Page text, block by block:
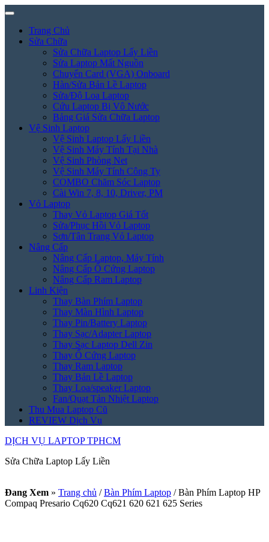
Trang Chủ
Sửa Chữa
Sửa Chữa Laptop Lấy Liền
Sửa Laptop Mất Nguồn
Chuyển Card (VGA) Onboard
Hàn/Sửa Bản Lề Laptop
Sửa/Độ Loa Laptop
Cứu Laptop Bị Vô Nước
Bảng Giá Sửa Chữa Laptop
Vệ Sinh Laptop
Vệ Sinh Laptop Lấy Liền
Vệ Sinh Máy Tính Tại Nhà
Vệ Sinh Phòng Net
Vệ Sinh Máy Tính Công Ty
COMBO Chăm Sóc Laptop
Cài Win 7, 8, 10, Driver, PM
Vỏ Laptop
Thay Vỏ Laptop Giá Tốt
Sửa/Phục Hồi Vỏ Laptop
Sơn/Tân Trang Vỏ Laptop
Nâng Cấp
Nâng Cấp Laptop, Máy Tính
Nâng Cấp Ổ Cứng Laptop
Nâng Cấp Ram Laptop
Linh Kiện
Thay Bàn Phím Laptop
Thay Màn Hình Laptop
Thay Pin/Battery Laptop
Thay Sạc/Adapter Laptop
Thay Sạc Laptop Dell Zin
Thay Ổ Cứng Laptop
Thay Ram Laptop
Thay Bản Lề Laptop
Thay Loa/speaker Laptop
Fan/Quạt Tản Nhiệt Laptop
Thu Mua Laptop Cũ
REVIEW Dịch Vụ
DỊCH VỤ LAPTOP TPHCM
Sửa Chữa Laptop Lấy Liền
Đang Xem » Trang chủ / Bàn Phím Laptop /Bàn Phím Laptop HP
Compaq Presario Cq620 Cq621 620 621 625 Series